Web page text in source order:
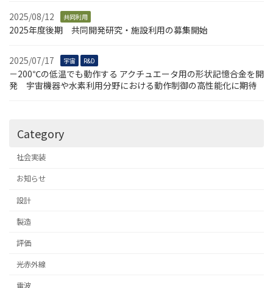
2025/08/12 共同利用
2025年度後期 共同開発研究・施設利用の募集開始
2025/07/17 宇宙 R&D
－200℃の低温でも動作する アクチュエータ用の形状記憶合金を開
発 宇宙機器や水素利用分野における動作制御の高性能化に期待
Category
社会実装
お知らせ
設計
製造
評価
光赤外線
電波